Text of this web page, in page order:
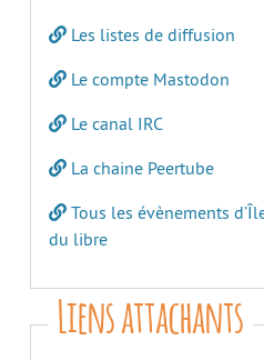
Les listes de diffusion
Le compte Mastodon
Le canal IRC
La chaine Peertube
Tous les évènements
du libre
Liens attachants